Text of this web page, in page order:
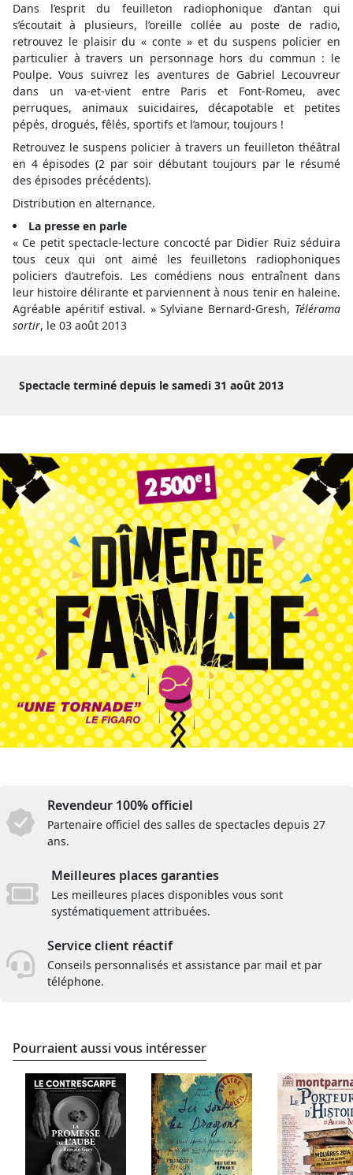
Dans l’esprit du feuilleton radiophonique d’antan qui
s’écoutait à plusieurs, l’oreille collée au poste de radio,
retrouvez le plaisir du « conte » et du suspens policier en
particulier à travers un personnage hors du commun : le
Poulpe. Vous suivrez les aventures de Gabriel Lecouvreur
dans un va-et-vient entre Paris et Font-Romeu, avec
perruques, animaux suicidaires, décapotable et petites
pépés, drogués, fêlés, sportifs et l’amour, toujours !
Retrouvez le suspens policier à travers un feuilleton théâtral
en 4 épisodes (2 par soir débutant toujours par le résumé
des épisodes précédents).
Distribution en alternance.
La presse en parle
« Ce petit spectacle-lecture concocté par Didier Ruiz séduira
tous ceux qui ont aimé les feuilletons radiophoniques
policiers d’autrefois. Les comédiens nous entraînent dans
leur histoire délirante et parviennent à nous tenir en haleine.
Agréable apéritif estival. » Sylviane Bernard-Gresh, Télérama
sortir, le 03 août 2013
Spectacle terminé depuis le samedi 31 août 2013
Revendeur 100% officiel
Partenaire officiel des salles de spectacles depuis 27
ans.
Meilleures places garanties
Les meilleures places disponibles vous sont
systématiquement attribuées.
Service client réactif
Conseils personnalisés et assistance par mail et par
téléphone.
Pourraient aussi vous intéresser